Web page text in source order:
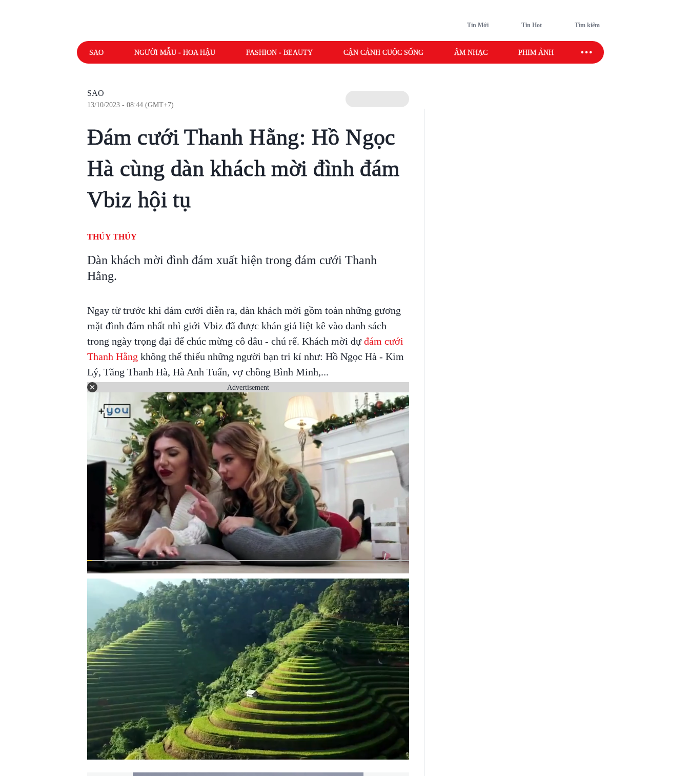
Tin Mới Tin Hot Tìm kiếm
SAO NGƯỜI MẪU - HOA HẬU FASHION - BEAUTY CẬN CẢNH CUỘC SỐNG ÂM NHẠC PHIM ẢNH SAO SPORT
SAO
13/10/2023 - 08:44 (GMT+7)
Đám cưới Thanh Hằng: Hồ Ngọc
Hà cùng dàn khách mời đình đám
Vbiz hội tụ
THÚY THÚY
Dàn khách mời đình đám xuất hiện trong đám cưới Thanh
Hằng.
Ngay từ trước khi đám cưới diễn ra, dàn khách mời gồm toàn những gương
mặt đình đám nhất nhì giới Vbiz đã được khán giả liệt kê vào danh sách
trong ngày trọng đại để chúc mừng cô dâu - chú rể. Khách mời dựđám cưới
Thanh Hằng không thể thiếu những người bạn tri kỉ như: Hồ Ngọc Hà - Kim
Lý, Tăng Thanh Hà, Hà Anh Tuấn, vợ chồng Bình Minh,...
Advertisement